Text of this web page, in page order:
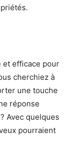
et efficace pour
cherchiez à
une touche
réponse
Avec quelques
pourraient